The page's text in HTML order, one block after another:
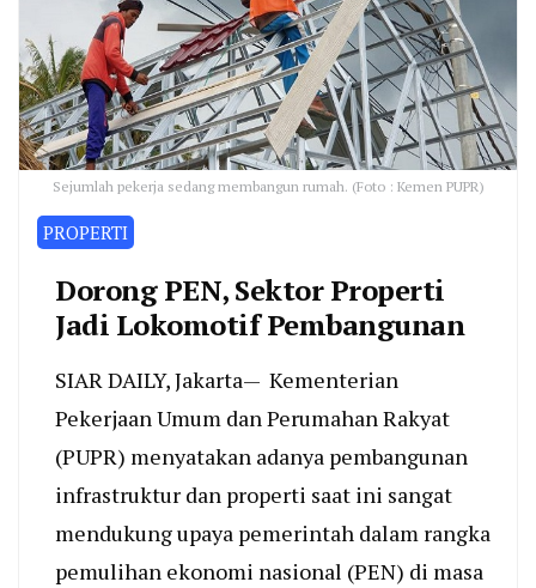
Sejumlah pekerja sedang membangun rumah. (Foto : Kemen PUPR)
PROPERTI
Dorong PEN, Sektor Properti
Jadi Lokomotif Pembangunan
SIAR DAILY, Jakarta— Kementerian
Pekerjaan Umum dan Perumahan Rakyat
(PUPR) menyatakan adanya pembangunan
infrastruktur dan properti saat ini sangat
mendukung upaya pemerintah dalam rangka
pemulihan ekonomi nasional (PEN) di masa